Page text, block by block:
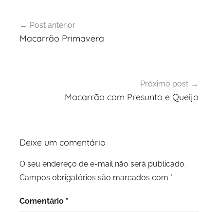
de
Post anterior
Macarrão Primavera
Próximo post
Macarrão com Presunto e Queijo
Deixe um comentário
O seu endereço de e-mail não será publicado.
Campos obrigatórios são marcados com *
Comentário *